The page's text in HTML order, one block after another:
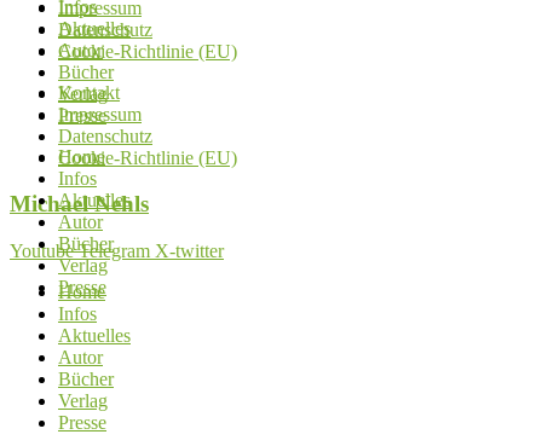
Infos
Aktuelles
Autor
Bücher
Verlag
Presse
Home
Infos
Aktuelles
Autor
Bücher
Verlag
Presse
Impressum
Datenschutz
Cookie-Richtlinie (EU)
Kontakt
Impressum
Datenschutz
Cookie-Richtlinie (EU)
MichaelNehls
Youtube Telegram X-twitter
Home
Infos
Aktuelles
Autor
Bücher
Verlag
Presse